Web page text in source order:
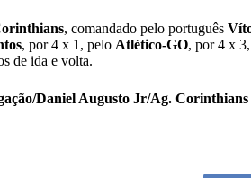
, comandado pelo português
, por 4 x 1, pelo Atlético-GO, por 4 x
de ida e volta.
Daniel Augusto Jr/Ag. Corinthians